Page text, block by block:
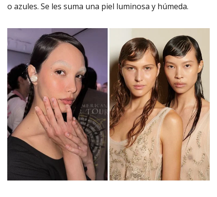
o azules. Se les suma una piel luminosa y húmeda.